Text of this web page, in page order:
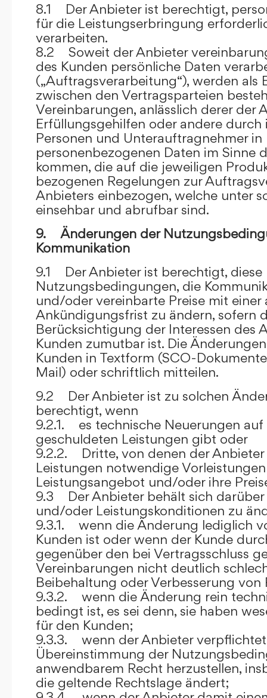
8.1 Der Anbieter ist berechtigt,
für die Leistungserbringung
verarbeiten.
8.2 Soweit der Anbieter
des Kunden persönliche Daten
(„Auftragsverarbeitung“), werden als
zwischen den Vertragsparteien
Vereinbarungen, anlässlich derer der
Erfüllungsgehilfen oder andere
Personen und Unterauftragnehmer
personenbezogenen Daten im Sinne
kommen, die auf die jeweiligen
bezogenen Regelungen zur
Anbieters einbezogen, welche unter
einsehbar und abrufbar sind.
9. Änderungen der
Kommunikation
9.1 Der Anbieter ist berechtigt, diese
Nutzungsbedingungen, die
und/oder vereinbarte Preise mit einer
Ankündigungsfrist zu ändern, sofern
Berücksichtigung der Interessen des
Kunden zumutbar ist. Die
Kunden in Textform (SCO-
Mail) oder schriftlich mitteilen.
9.2 Der Anbieter ist zu solchen
berechtigt, wenn
9.2.1. es technische Neuerungen
geschuldeten Leistungen gibt oder
9.2.2. Dritte, von denen der Anbieter
Leistungen notwendige
Leistungsangebot und/oder ihre
9.3 Der Anbieter behält sich darüber
und/oder Leistungskonditionen zu
9.3.1. wenn die Änderung lediglich
Kunden ist oder wenn der Kunde
gegenüber den bei Vertragsschluss
Vereinbarungen nicht deutlich
Beibehaltung oder Verbesserung
9.3.2. wenn die Änderung rein
bedingt ist, es sei denn, sie haben
für den Kunden;
9.3.3. wenn der Anbieter verpflichtet
Übereinstimmung der
anwendbarem Recht herzustellen,
die geltende Rechtslage ändert;